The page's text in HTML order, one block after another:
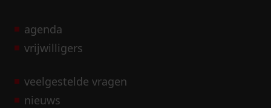
agenda
vrijwilligers
veelgestelde vragen
nieuws